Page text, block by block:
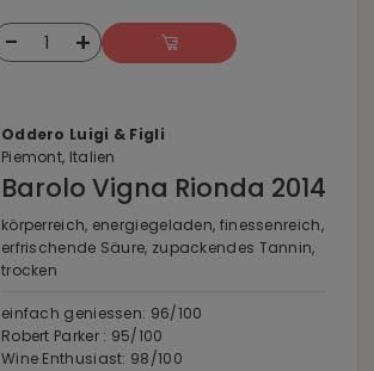
- 1 +
Oddero Luigi & Figli
Piemont, Italien
Barolo Vigna Rionda 2014
körperreich, energiegeladen, finessenreich,
erfrischende Säure, zupackendes Tannin,
trocken
einfach geniessen: 96/100
Robert Parker : 95/100
Wine Enthusiast: 98/100